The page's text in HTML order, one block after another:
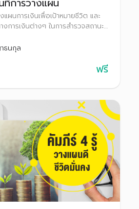
ที่การวางแผน
แผนการเงินเพื่อเป้าหมายชีวิต และ
งการเงินต่างๆ ในการสำรวจสถานะ
นกุล
ฟรี